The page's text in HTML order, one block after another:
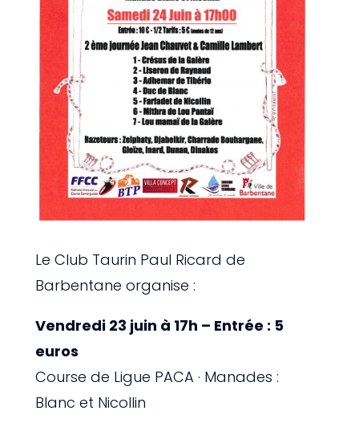
Le Club Taurin Paul Ricard de
Barbentane organise :
Vendredi 23 juin à 17h – Entrée : 5
euros
Course de Ligue PACA · Manades :
Blanc et Nicollin